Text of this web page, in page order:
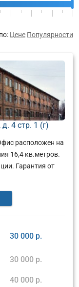
Цене Популярности
4 стр. 1 (г)
расположен на
16,4 кв.метров.
Гарантия от
30 000 р.
30 000 р.
40 000 р.